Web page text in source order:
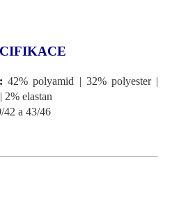
42% polyamid | 32% polyester |
elastan
42 a 43/46